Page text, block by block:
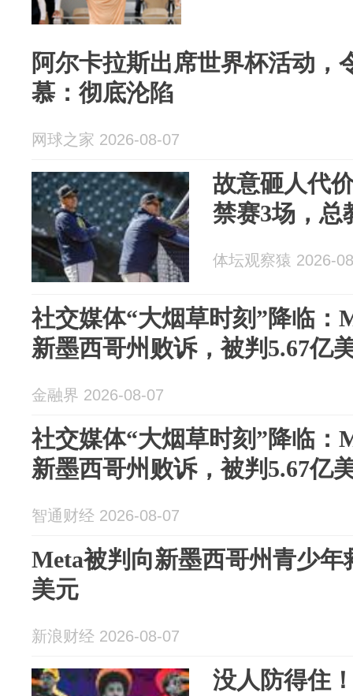
阿尔卡拉斯出席世界杯活动，
慕：彻底沦陷
网球之家 2026-08-07
故意砸人代
禁赛3场，总
体坛观察猿 2026-
社交媒体“大烟草时刻”降临：
新墨西哥州败诉，被判5.67亿
金融界 2026-08-07
社交媒体“大烟草时刻”降临：
新墨西哥州败诉，被判5.67亿
智通财经 2026-08-07
Meta被判向新墨西哥州青少年
美元
新浪财经 2026-08-07
没人防得住